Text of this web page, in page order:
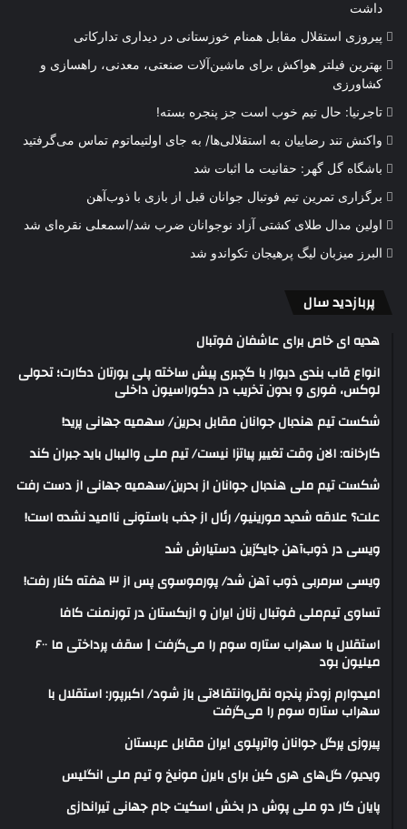
داشت
پیروزی استقلال مقابل همنام خوزستانی در دیداری تدارکاتی
بهترین فیلتر هواکش برای ماشین‌آلات صنعتی، معدنی، راهسازی و
کشاورزی
تاجرنیا: حال تیم خوب است جز پنجره بسته!
واکنش تند رضاییان به استقلالی‌ها/ به جای اولتیماتوم تماس می‌گرفتید
باشگاه گل گهر: حقانیت ما اثبات شد
برگزاری تمرین تیم فوتبال جوانان قبل از بازی با ذوب‌آهن
اولین مدال طلای کشتی آزاد نوجوانان ضرب شد/اسمعلی نقره‌ای شد
البرز میزبان لیگ پرهیجان تکواندو شد
پربازدید سال
هدیه ای خاص برای عاشفان فوتبال
انواع قاب بندی دیوار با گچبری پیش ساخته پلی یورتان دکارت؛ تحولی
لوکس، فوری و بدون تخریب در دکوراسیون داخلی
شکست تیم هندبال جوانان مقابل بحرین/ سهمیه جهانی پرید!
کارخانه: الان وقت تغییر پیاتزا نیست/ تیم ملی والیبال باید جبران کند
شکست تیم ملی هندبال جوانان از بحرین/سهمیه جهانی از دست رفت
علت؟ علاقه شدید مورینیو/ رئال از جذب باستونی ناامید نشده است!
ویسی در ذوب‌آهن جایگزین دستیارش شد
ویسی سرمربی ذوب آهن شد/ پورموسوی پس از ۳ هفته کنار رفت!
تساوی تیم‌ملی فوتبال زنان ایران و ازبکستان در تورنمنت کافا
استقلال با سهراب ستاره سوم را می‌گرفت | سقف پرداختی ما ۶۰۰
میلیون بود
امیدوارم زودتر پنجره نقل‌وانتقالاتی باز شود/ اکبرپور: استقلال با
سهراب ستاره سوم را می‌گرفت
پیروزی پرگل جوانان واترپلوی ایران مقابل عربستان
ویدیو/ گل‌های هری‌ کین برای بایرن مونیخ و تیم ملی انگلیس
پایان کار دو ملی پوش در بخش اسکیت جام جهانی تیراندازی